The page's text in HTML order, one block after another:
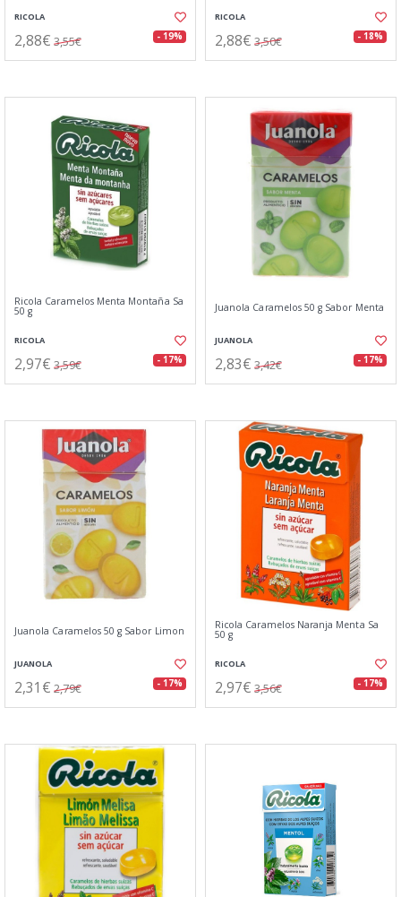
RICOLA
2,88€ 3,55€ - 19%
RICOLA
2,88€ 3,50€ - 18%
Ricola Caramelos Menta Montaña Sa
50 g
RICOLA
2,97€ 3,59€ - 17%
Juanola Caramelos 50 g Sabor Menta
JUANOLA
2,83€ 3,42€ - 17%
Juanola Caramelos 50 g Sabor Limon
JUANOLA
2,31€ 2,79€ - 17%
Ricola Caramelos Naranja Menta Sa
50 g
RICOLA
2,97€ 3,56€ - 17%